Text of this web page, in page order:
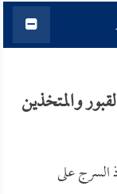
والمتخذين
السرج على